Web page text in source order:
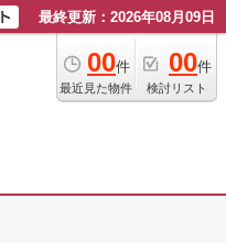
最終更新：2026年08月09日
00件
最近見た物件
00件
検討リスト